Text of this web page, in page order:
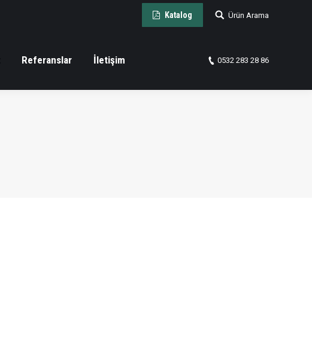
Katalog Arama:Ürün Arama
Referanslar İletişim 0532 283 28 86